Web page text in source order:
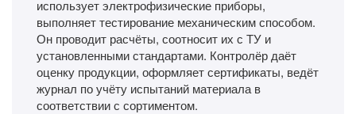
использует электрофизические приборы,
выполняет тестирование механическим способом.
Он проводит расчёты, соотносит их с ТУ и
установленными стандартами. Контролёр даёт
оценку продукции, оформляет сертификаты, ведёт
журнал по учёту испытаний материала в
соответствии с сортиментом.